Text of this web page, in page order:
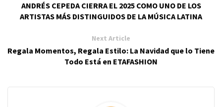
ANDRÉS CEPEDA CIERRA EL 2025 COMO UNO DE LOS
ARTISTAS MÁS DISTINGUIDOS DE LA MÚSICA LATINA
Next Article
Regala Momentos, Regala Estilo: La Navidad que lo Tiene
Todo Está en ETAFASHION